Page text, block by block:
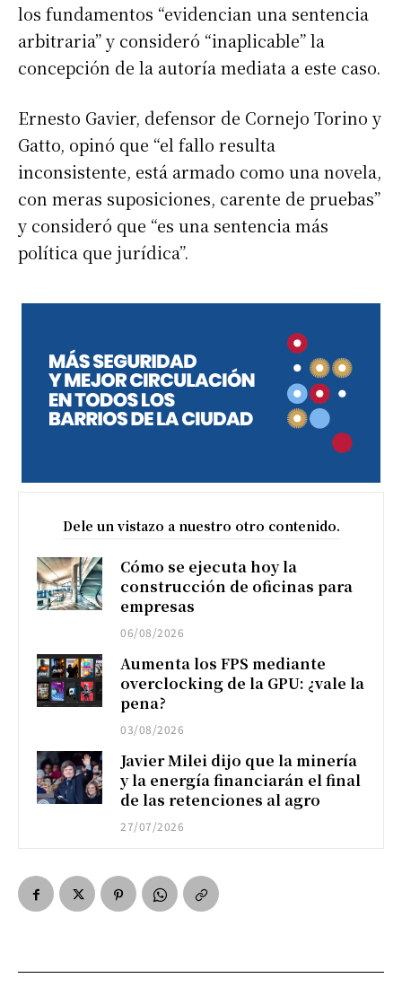
los fundamentos “evidencian una sentencia
arbitraria” y consideró “inaplicable” la
concepción de la autoría mediata a este caso.
Ernesto Gavier, defensor de Cornejo Torino y
Gatto, opinó que “el fallo resulta
inconsistente, está armado como una novela,
con meras suposiciones, carente de pruebas”
y consideró que “es una sentencia más
política que jurídica”.
Dele un vistazo a nuestro otro contenido.
Cómo se ejecuta hoy la
construcción de oficinas para
empresas
06/08/2026
Aumenta los FPS mediante
overclocking de la GPU: ¿vale la
pena?
03/08/2026
Javier Milei dijo que la minería
y la energía financiarán el final
de las retenciones al agro
27/07/2026